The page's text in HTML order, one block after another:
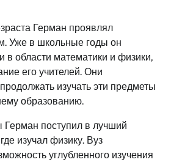
Герман проявлял
Уже в школьные годы он
в области математики и физики,
его учителей. Они
изучать эти предметы
образованию.
поступил в лучший
изучал физику. Вуз
углубленного изучения